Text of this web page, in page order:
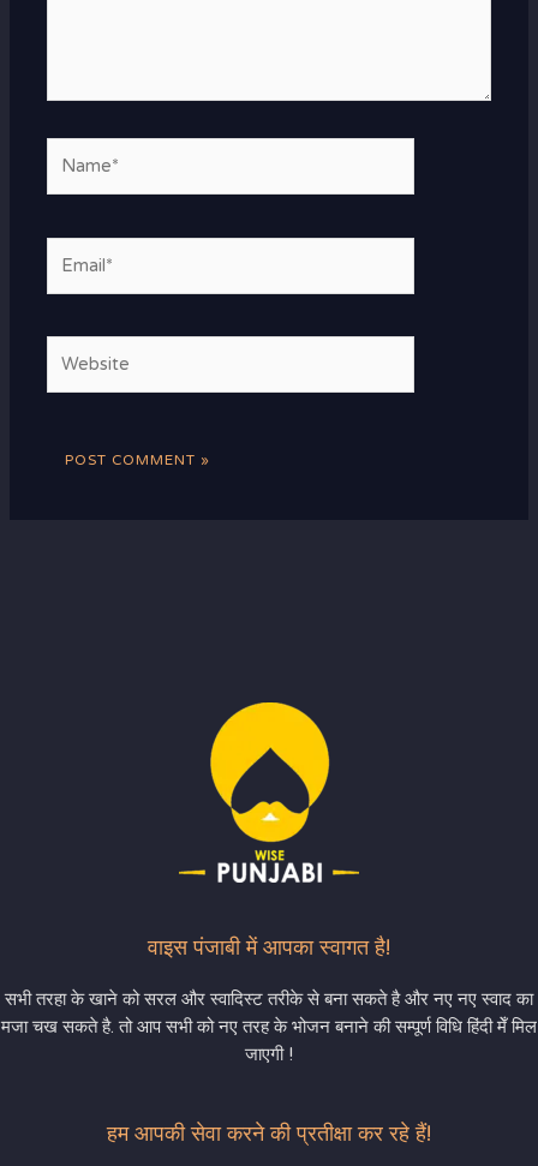
वाइस पंजाबी में आपका स्वागत है!
सभी तरहा के खाने को सरल और स्वादिस्ट तरीके से बना सकते है और नए नए स्वाद का
मजा चख सकते है. तो आप सभी को नए तरह के भोजन बनाने की सम्पूर्ण विधि हिंदी मेँ मिल
जाएगी !
हम आपकी सेवा करने की प्रतीक्षा कर रहे हैं!